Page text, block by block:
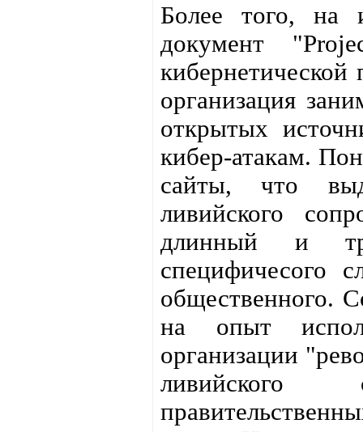
Более того, на
документ
организация
открытых
кибер-атакам.
сайты, что
ливийского
длинный и
специфичесого
общественного.
на опыт
организации
ливийского